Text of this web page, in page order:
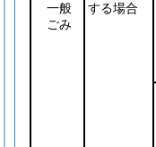
一般
ごみ
する場合